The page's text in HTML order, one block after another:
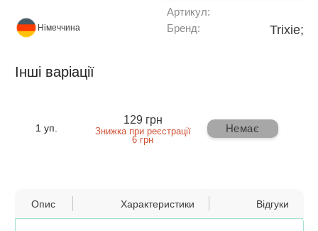
Німеччина
Артикул:
Бренд:
Trixie;
Інші варіації
1 уп.
129 грн
Знижка при реєстрації
6 грн
Немає
Опис Характеристики Відгуки